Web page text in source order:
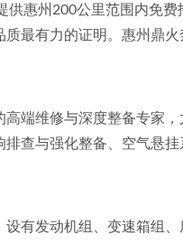
供惠州200公里范围内免
最有力的证明。惠州鼎
查与强化整备、空气悬